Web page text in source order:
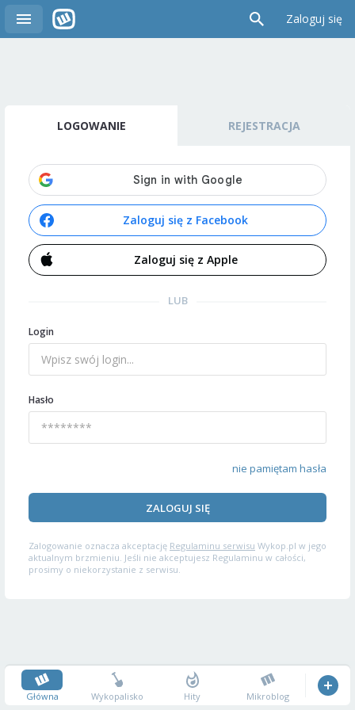
Zaloguj się
LOGOWANIE REJESTRACJA
Zaloguj się z Facebook
Zaloguj się z Apple
LUB
Login
Hasło
nie pamiętam hasła
ZALOGUJ SIĘ
Zalogowanie oznacza akceptację Regulaminu serwisu Wykop.pl w jego
aktualnym brzmieniu. Jeśli nie akceptujesz Regulaminu w całości,
prosimy o niekorzystanie z serwisu.
Główna Wykopalisko Hity Mikroblog